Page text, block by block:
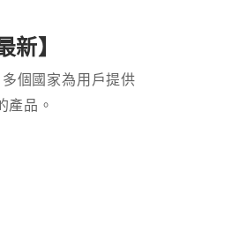
】
個國家為用戶提供
品。